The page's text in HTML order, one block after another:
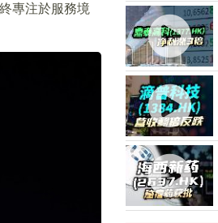
專注於服務境